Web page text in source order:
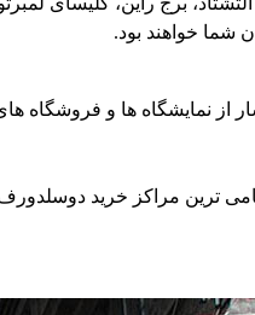
شما خواهند بود.
نمایشگاه ها و فروشگاه
نامی ترین مراکز خرید